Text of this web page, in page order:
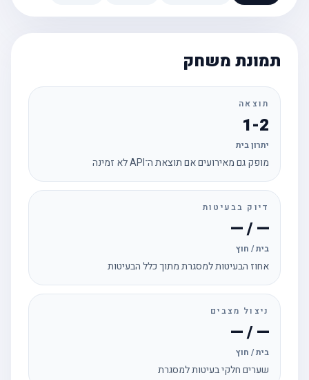
תמונת משחק
תוצאה
1-2
יתרון בית
מופק גם מאירועים אם תוצאת ה־API לא זמינה
דיוק בבעיטות
— / —
בית / חוץ
אחוז הבעיטות למסגרת מתוך כלל הבעיטות
ניצול מצבים
— / —
בית / חוץ
שערים חלקי בעיטות למסגרת